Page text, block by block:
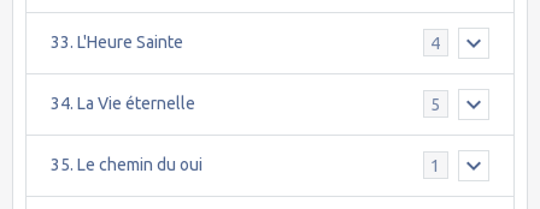
33. L'Heure Sainte 4
34. La Vie éternelle 5
35. Le chemin du oui 1